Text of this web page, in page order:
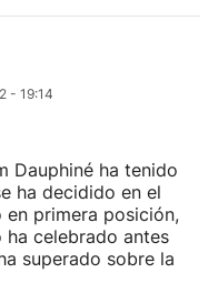
- 19:14
Dauphiné ha tenido
ha decidido en el
primera posición,
ha celebrado antes
superado sobre la